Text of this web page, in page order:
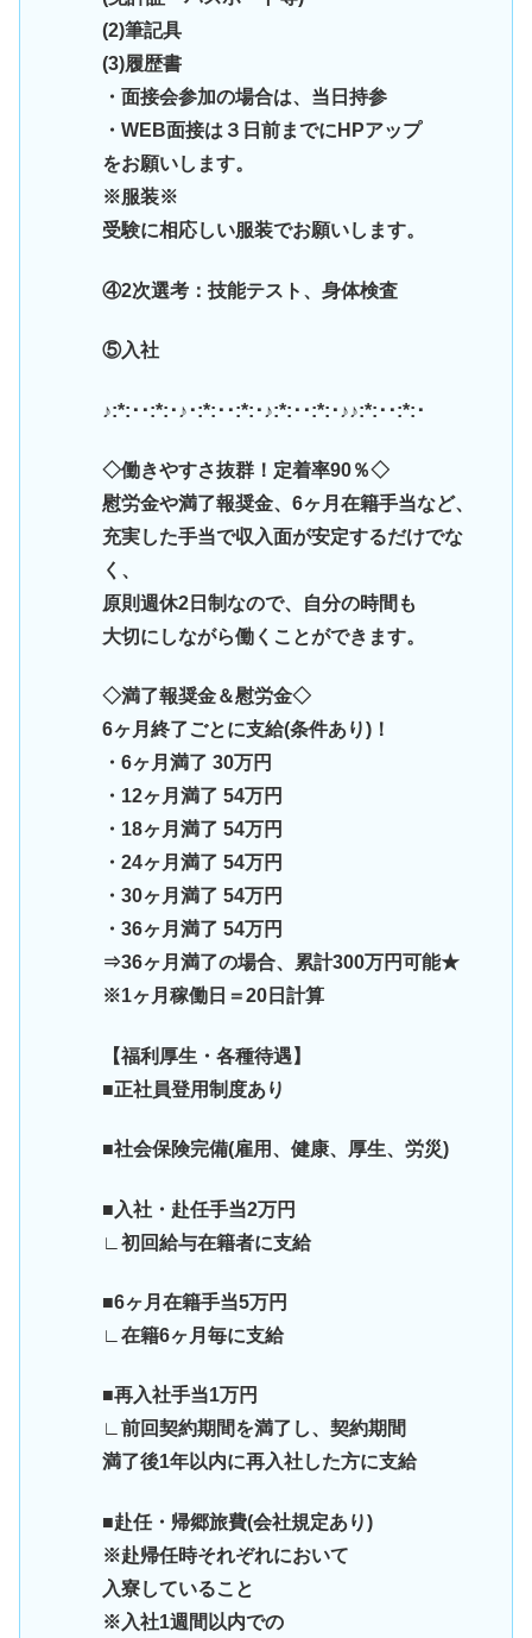
(2)筆記具
(3)履歴書
・面接会参加の場合は、当日持参
・WEB面接は３日前までにHPアップ
をお願いします。
※服装※
受験に相応しい服装でお願いします。
④2次選考：技能テスト、身体検査
⑤入社
♪:*:･･:*:･♪･:*:･･:*:･♪:*:･･:*:･♪♪:*:･･:*:･
◇働きやすさ抜群！定着率90％◇
慰労金や満了報奨金、6ヶ月在籍手当など、
充実した手当で収入面が安定するだけでな
く、
原則週休2日制なので、自分の時間も
大切にしながら働くことができます。
◇満了報奨金＆慰労金◇
6ヶ月終了ごとに支給(条件あり)！
・6ヶ月満了 30万円
・12ヶ月満了 54万円
・18ヶ月満了 54万円
・24ヶ月満了 54万円
・30ヶ月満了 54万円
・36ヶ月満了 54万円
⇒36ヶ月満了の場合、累計300万円可能★
※1ヶ月稼働日＝20日計算
【福利厚生・各種待遇】
■正社員登用制度あり
■社会保険完備(雇用、健康、厚生、労災)
■入社・赴任手当2万円
∟初回給与在籍者に支給
■6ヶ月在籍手当5万円
∟在籍6ヶ月毎に支給
■再入社手当1万円
∟前回契約期間を満了し、契約期間
満了後1年以内に再入社した方に支給
■赴任・帰郷旅費(会社規定あり)
※赴帰任時それぞれにおいて
入寮していること
※入社1週間以内での